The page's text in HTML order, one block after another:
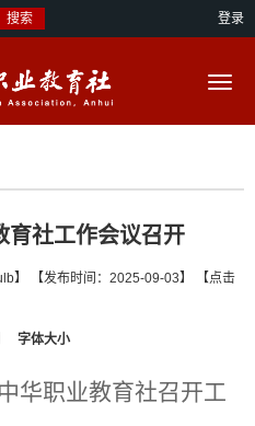
搜索 登录
育社工作会议召开
】 【发布时间：2025-09-03】 【点击
字体大小
华职业教育社召开工